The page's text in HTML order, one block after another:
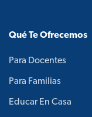
Qué Te Ofrecemos
Para Docentes
Para Familias
Educar En Casa